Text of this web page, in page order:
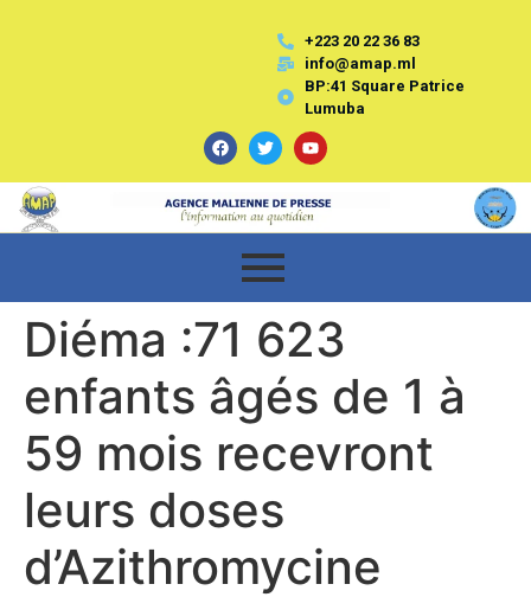
+223 20 22 36 83
info@amap.ml
BP:41 Square Patrice
Lumuba
Diéma :71 623
enfants âgés de 1 à
59 mois recevront
leurs doses
d’Azithromycine